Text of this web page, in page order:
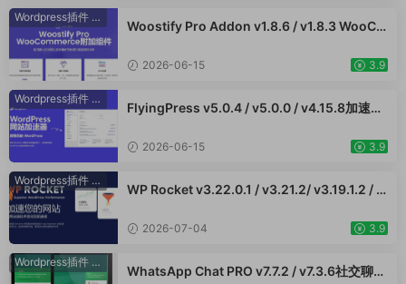
式主题模板编辑生成器 公司主题模板外贸跨境
Wordpress插件 WooCommerce插件
Woostify Pro Addon v1.8.6 / v1.8.3 WooCo
好的性能和更高的转化率 外贸跨境电商插件
2026-06-15 3.9
Wordpress插件 WooCommerce插件
FlyingPress v5.0.4 / v5.0.0 / v4.15.8加速W
WooCommerce跨境电商市场独立站应用
2026-06-15 3.9
Wordpress插件 WooCommerce插件
WP Rocket v3.22.0.1 / v3.21.2/ v3.19.1.2 / v
Commerce跨境电商市场独立站网页提速应用
2026-07-04 3.9
Wordpress插件 WooCommerce插件
WhatsApp Chat PRO v7.7.2 / v7.3.6社交聊天